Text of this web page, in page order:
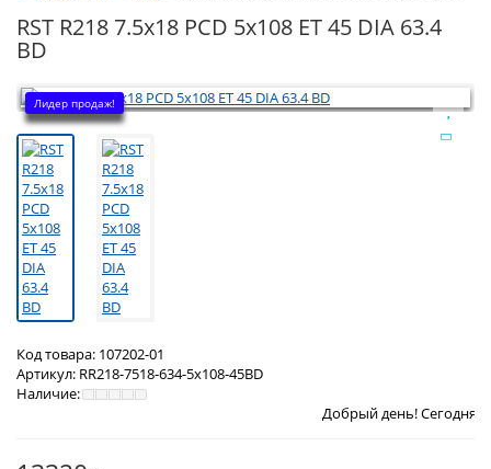
RST R218 7.5x18 PCD 5x108 ET 45 DIA 63.4
BD
Лидер продаж!
Код товара: 107202-01
Артикул: RR218-7518-634-5x108-45BD
Наличие:
Добрый день! СегодняВоскресенье 9